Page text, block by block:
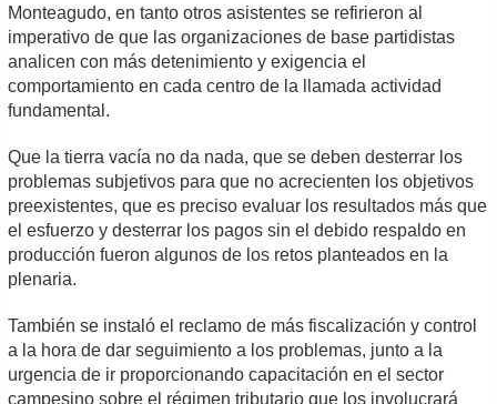
Monteagudo, en tanto otros asistentes se refirieron al
imperativo de que las organizaciones de base partidistas
analicen con más detenimiento y exigencia el
comportamiento en cada centro de la llamada actividad
fundamental.
Que la tierra vacía no da nada, que se deben desterrar los
problemas subjetivos para que no acrecienten los objetivos
preexistentes, que es preciso evaluar los resultados más que
el esfuerzo y desterrar los pagos sin el debido respaldo en
producción fueron algunos de los retos planteados en la
plenaria.
También se instaló el reclamo de más fiscalización y control
a la hora de dar seguimiento a los problemas, junto a la
urgencia de ir proporcionando capacitación en el sector
campesino sobre el régimen tributario que los involucrará